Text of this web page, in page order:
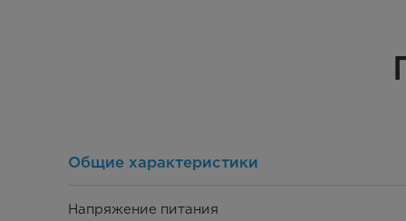
Общие характеристики
Напряжение питания